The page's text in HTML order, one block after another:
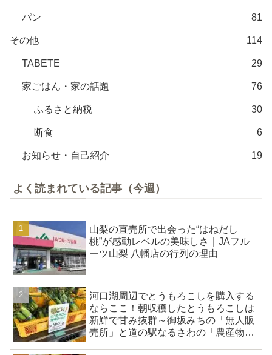
パン 81
その他 114
TABETE 29
家ごはん・家の話題 76
ふるさと納税 30
断食 6
お知らせ・自己紹介 19
よく読まれている記事（今週）
山梨の直売所で出会った“はねだし
桃”が感動レベルの美味しさ｜JAフル
ーツ山梨 八幡店の行列の理由
河口湖周辺でとうもろこしを購入する
ならここ！朝収穫したとうもろこしは
新鮮で甘み抜群～御坂みちの「無人販
売所」と道の駅なるさわの「農産物直